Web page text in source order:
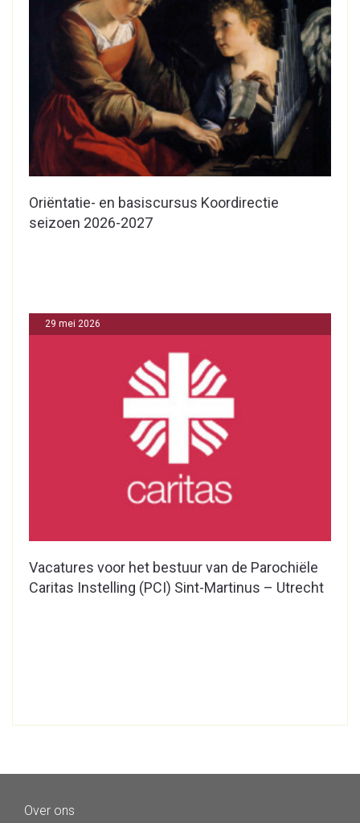
Oriëntatie- en basiscursus Koordirectie
seizoen 2026-2027
Vacatures voor het bestuur van de Parochiële
Caritas Instelling (PCI) Sint-Martinus – Utrecht
29 mei 2026
Over ons